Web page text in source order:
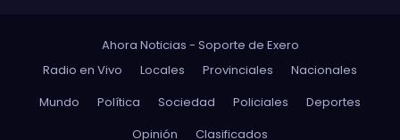
Ahora Noticias - Soporte de Exero
Radio en Vivo
Locales Provinciales
Nacionales
Mundo
Política Sociedad Policiales
Deportes
Opinión
Clasificados